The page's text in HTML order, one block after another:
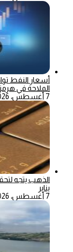
أسعار النفط
الملاحة في هرمز
7 أغسطس، 2026
الذهب يتجه
يناير
7 أغسطس، 2026